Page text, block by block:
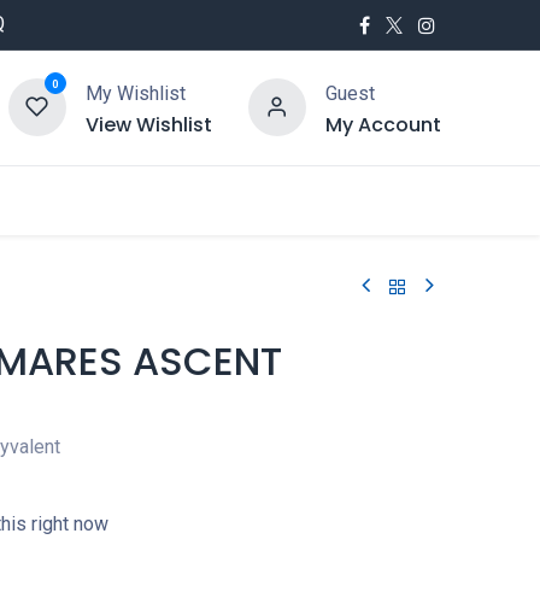
0 My Wishlist
View Wishlist
Guest
My Account
ASCENT
right now